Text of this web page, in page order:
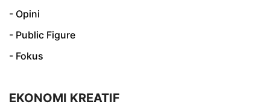
- Opini
- Public Figure
- Fokus
EKONOMI KREATIF